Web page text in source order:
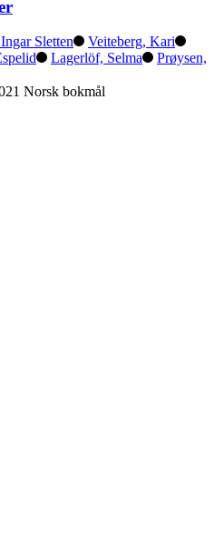
Sletten
Veiteberg, Kari
Lagerlöf, Selma
Prøysen,
Norsk bokmål